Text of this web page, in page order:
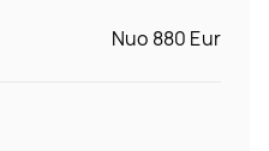
Nuo 880 Eur